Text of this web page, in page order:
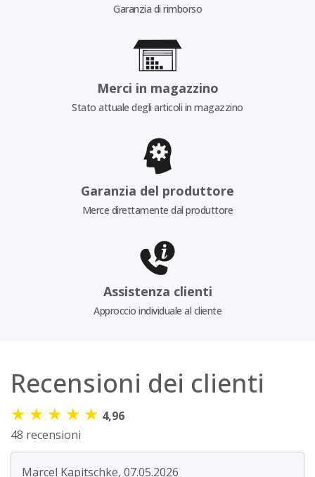
Garanzia di rimborso
Merci in magazzino
Stato attuale degli articoli in magazzino
Garanzia del produttore
Merce direttamente dal produttore
Assistenza clienti
Approccio individuale al cliente
Recensioni dei clienti
★ ★ ★ ★ ★ 4,96
48 recensioni
Marcel Kapitschke, 07.05.2026